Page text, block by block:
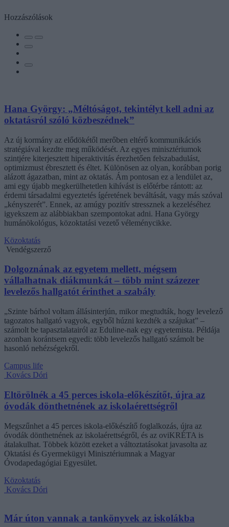
Hozzászólások
Hana György: „Méltóságot, tekintélyt kell adni az
oktatásról szóló közbeszédnek”
Az új kormány az elődökétől merőben eltérő kommunikációs
stratégiával kezdte meg működését. Az egyes minisztériumok
szintjére kiterjesztett hiperaktivitás érezhetően felszabadulást,
optimizmust ébresztett és éltet. Különösen az olyan, korábban porig
alázott ágazatban, mint az oktatás. Ám pontosan ez a lendület az,
ami egy újabb megkerülhetetlen kihívást is előtérbe rántott: az
érdemi társadalmi egyeztetés ígéretének beváltását, vagy más szóval
„kényszerét”. Ennek, az amúgy pozitív stressznek a kezeléséhez
igyekszem az alábbiakban szempontokat adni. Hana György
humánökológus, közoktatási vezető véleménycikke.
Közoktatás
Vendégszerző
Dolgoznának az egyetem mellett, mégsem
vállalhatnak diákmunkát – több mint százezer
levelezős hallgatót érinthet a szabály
„Szinte bárhol voltam állásinterjún, mikor megtudták, hogy levelező
tagozatos hallgató vagyok, egyből húzni kezdték a szájukat” –
számolt be tapasztalatairól az Eduline-nak egy egyetemista. Példája
azonban korántsem egyedi: több levelezős hallgató számolt be
hasonló nehézségekről.
Campus life
Kovács Dóri
Eltörölnék a 45 perces iskola-előkészítőt, újra az
óvodák dönthetnének az iskolaérettségről
Megszűnhet a 45 perces iskola-előkészítő foglalkozás, újra az
óvodák dönthetnének az iskolaérettségről, és az oviKRÉTA is
átalakulhat. Többek között ezeket a változtatásokat javasolta az
Oktatási és Gyermekügyi Minisztériumnak a Magyar
Óvodapedagógiai Egyesület.
Közoktatás
Kovács Dóri
Már úton vannak a tankönyvek az iskolákba